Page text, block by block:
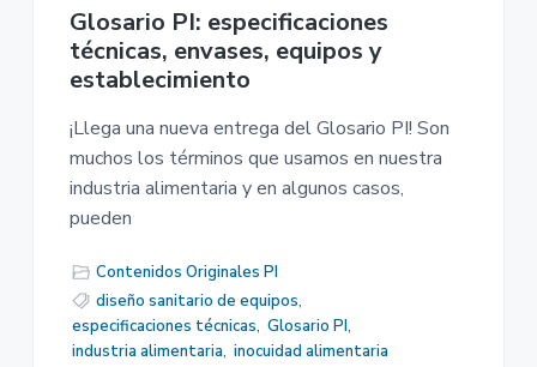
Glosario PI: especificaciones
técnicas, envases, equipos y
establecimiento
¡Llega una nueva entrega del Glosario PI! Son
muchos los términos que usamos en nuestra
industria alimentaria y en algunos casos,
pueden
Contenidos Originales PI
diseño sanitario de equipos,
especificaciones técnicas, Glosario PI,
industria alimentaria, inocuidad alimentaria